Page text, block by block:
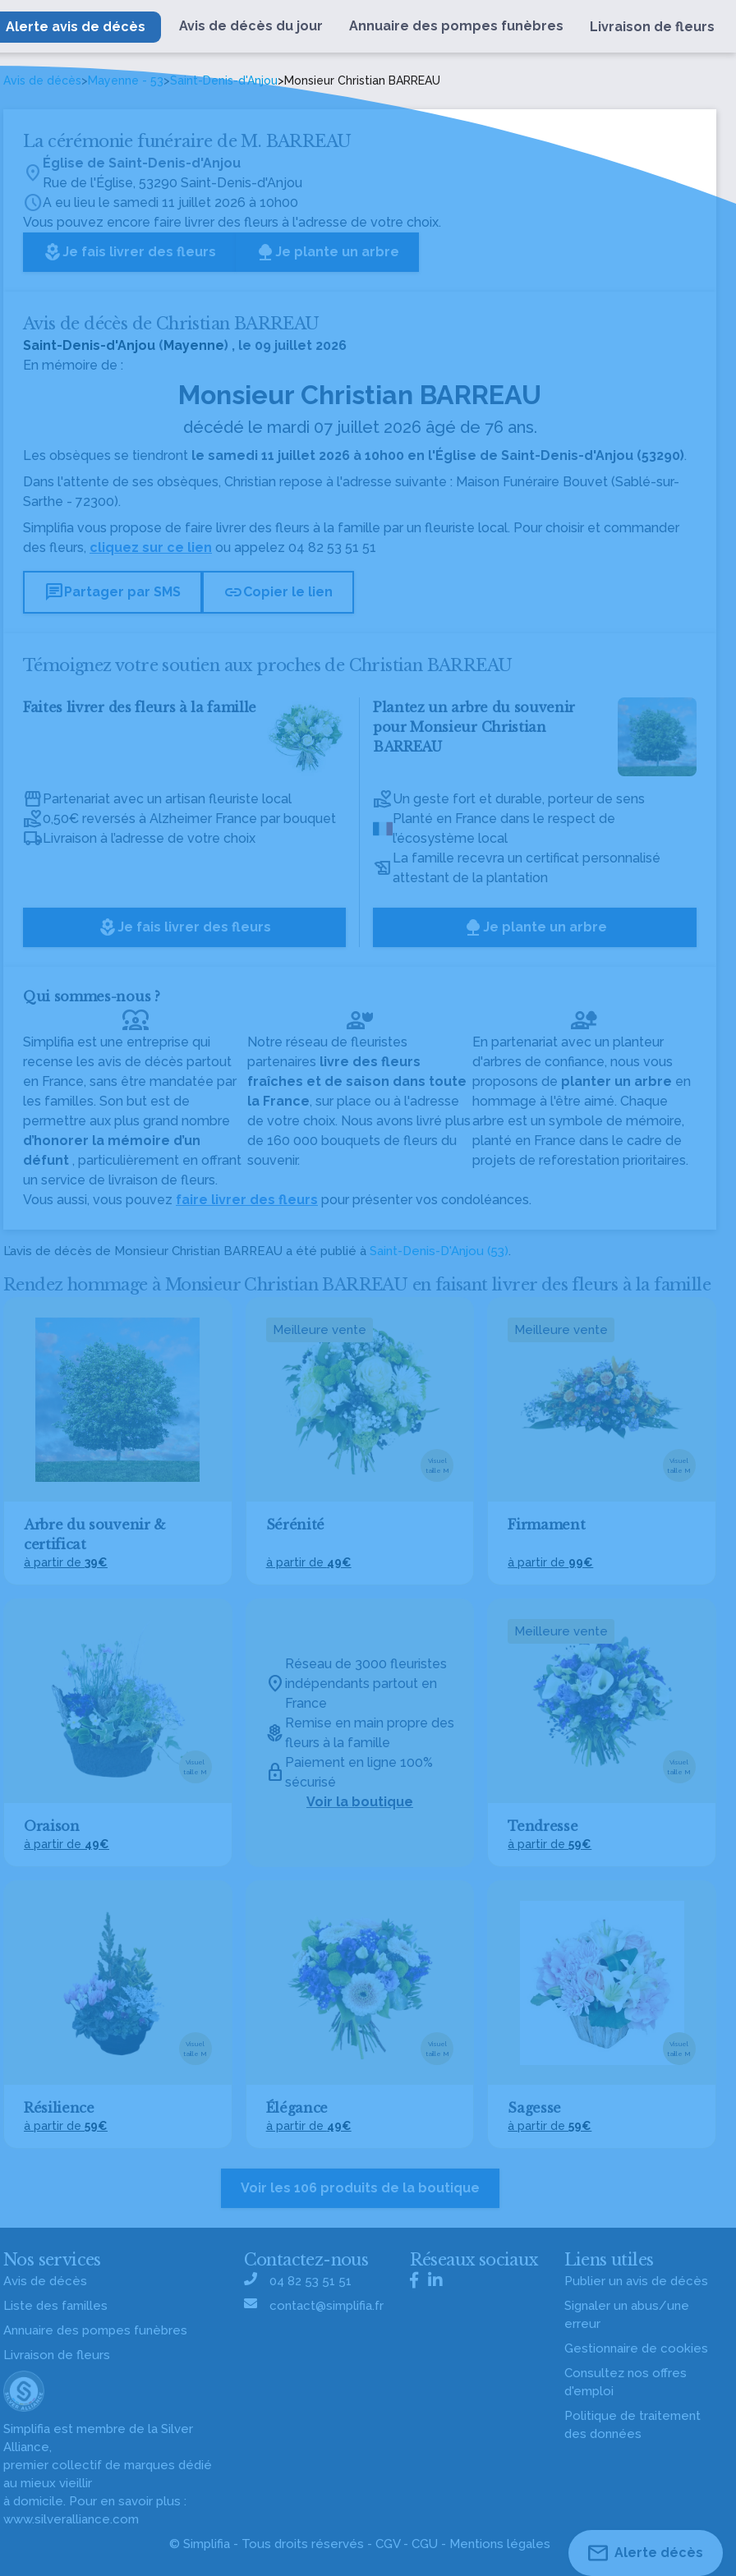
Alerte avis de décès Avis de décès du jour Annuaire des pompes funèbres Livraison de fleurs
Avis de décès>Mayenne - 53>Saint-Denis-d'Anjou>Monsieur Christian BARREAU
La cérémonie funéraire de M. BARREAU
location_on Église de Saint-Denis-d'Anjou
Rue de l'Église, 53290 Saint-Denis-d'Anjou
scheduleA eu lieu le samedi 11 juillet 2026 à 10h00
Vous pouvez encore faire livrer des fleurs à l'adresse de votre choix.
local_florist Je fais livrer des fleurs Je plante un arbre
Avis de décès de Christian BARREAU
Saint-Denis-d'Anjou (Mayenne) , le 09 juillet 2026
En mémoire de :
Monsieur Christian BARREAU
décédé le mardi 07 juillet 2026 âgé de 76 ans.
Les obsèques se tiendront le samedi 11 juillet 2026 à 10h00 en l'Église de Saint-Denis-d'Anjou (53290).
Dans l'attente de ses obsèques, Christian repose à l'adresse suivante : Maison Funéraire Bouvet (Sablé-sur-
Sarthe - 72300).
Simplifia vous propose de faire livrer des fleurs à la famille par un fleuriste local. Pour choisir et commander
des fleurs, cliquez sur ce lien ou appelez 04 82 53 51 51
chatPartager par SMS linkCopier le lien
Témoignez votre soutien aux proches de Christian BARREAU
Faites livrer des fleurs à la famille
Partenariat avec un artisan fleuriste local
0,50€ reversés à Alzheimer France par bouquet
Livraison à l’adresse de votre choix
local_florist Je fais livrer des fleurs
Plantez un arbre du souvenir
pour Monsieur Christian
BARREAU
Un geste fort et durable, porteur de sens
Planté en France dans le respect de
l’écosystème local
La famille recevra un certificat personnalisé
attestant de la plantation
Je plante un arbre
Qui sommes-nous ?
diversity_1
Simplifia est une entreprise qui
recense les avis de décès partout
en France, sans être mandatée par
les familles. Son but est de
permettre aux plus grand nombre
d’honorer la mémoire d’un
défunt , particulièrement en offrant
un service de livraison de fleurs.
Notre réseau de fleuristes
partenaires livre des fleurs
fraîches et de saison dans toute
la France, sur place ou à l'adresse
de votre choix. Nous avons livré plus
de 160 000 bouquets de fleurs du
souvenir.
En partenariat avec un planteur
d'arbres de confiance, nous vous
proposons de planter un arbre en
hommage à l'être aimé. Chaque
arbre est un symbole de mémoire,
planté en France dans le cadre de
projets de reforestation prioritaires.
Vous aussi, vous pouvez faire livrer des fleurs pour présenter vos condoléances.
L’avis de décès de Monsieur Christian BARREAU a été publié à Saint-Denis-D'Anjou (53).
Rendez hommage à Monsieur Christian BARREAU en faisant livrer des fleurs à la famille
Réseau de 3000 fleuristes
indépendants partout en
France
Remise en main propre des
fleurs à la famille
Paiement en ligne 100%
sécurisé
Voir la boutique
Arbre du souvenir &
certificat
à partir de 39€
Meilleure vente
Visuel
taille M
Sérénité
à partir de 49€
Meilleure vente
Visuel
taille M
Firmament
à partir de 99€
Visuel
taille M
Oraison
à partir de 49€
Meilleure vente
Visuel
taille M
Tendresse
à partir de59€
Visuel
taille M
Résilience
à partir de 59€
Visuel
taille M
Élégance
à partir de 49€
Visuel
taille M
Sagesse
à partir de59€
Voir les 106 produits de la boutique
Alerte décès
Nos services
Avis de décès
Liste des familles
Annuaire des pompes funèbres
Livraison de fleurs
Simplifia est membre de la Silver
Alliance,
premier collectif de marques dédié
au mieux vieillir
à domicile. Pour en savoir plus :
www.silveralliance.com
Contactez-nous
04 82 53 51 51
contact@simplifia.fr
Réseaux sociaux Liens utiles
Publier un avis de décès
Signaler un abus/une
erreur
Gestionnaire de cookies
Consultez nos offres
d'emploi
Politique de traitement
des données
© Simplifia - Tous droits réservés - CGV- CGU - Mentions légales